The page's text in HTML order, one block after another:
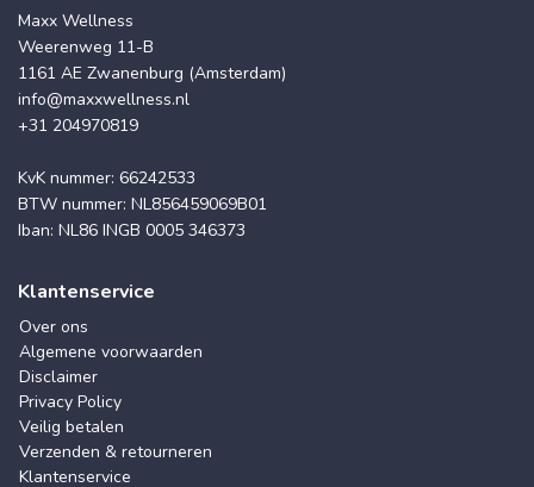
Maxx Wellness
Weerenweg 11-B
1161 AE Zwanenburg (Amsterdam)
info@maxxwellness.nl
+31 204970819
KvK nummer: 66242533
BTW nummer: NL856459069B01
Iban: NL86 INGB 0005 346373
Klantenservice
Over ons
Algemene voorwaarden
Disclaimer
Privacy Policy
Veilig betalen
Verzenden & retourneren
Klantenservice